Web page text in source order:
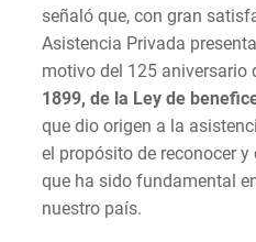
señaló que, con gran
Asistencia Privada
motivo del 125 aniversario
1899, de la Ley de
que dio origen a la
el propósito de reconocer
que ha sido fundamental
nuestro país.